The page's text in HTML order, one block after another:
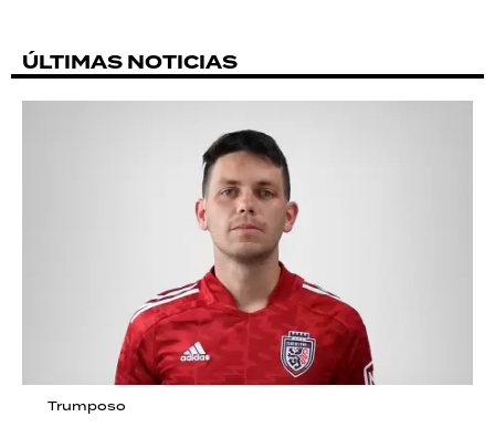
ÚLTIMAS NOTICIAS
Trumposo